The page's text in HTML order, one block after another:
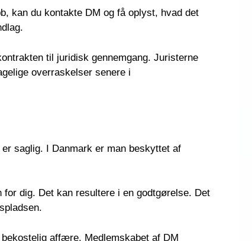
kan du kontakte DM og få oplyst, hvad det
til juridisk gennemgang. Juristerne
overraskelser senere i
saglig. I Danmark er man beskyttet af
dig. Det kan resultere i en godtgørelse. Det
affære. Medlemskabet af DM